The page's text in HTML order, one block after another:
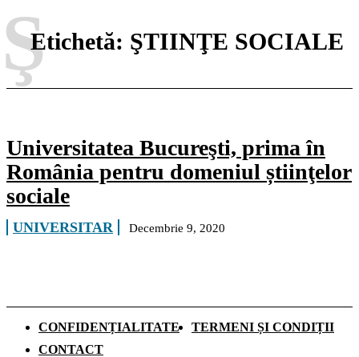
Etichetă: ŞTIINŢE SOCIALE
Ş
Universitatea Bucureşti, prima în
România pentru domeniul știinţelor
sociale
UNIVERSITAR Decembrie 9, 2020
CONFIDENȚIALITATE
TERMENI ȘI CONDIȚII
CONTACT